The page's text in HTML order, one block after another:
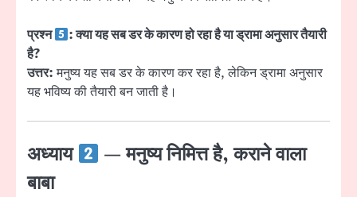
प्रश्न
: क्या यह सब डर के कारण हो रहा है या ड्रामा अनुसार तैयारी
है?
उत्तर:मनुष्य यह सब डर के कारण कर रहा है, लेकिन ड्रामा अनुसार
यह भविष्य की तैयारी बन जाती है।
अध्याय
— मनुष्य निमित्त है, कराने वाला
बाबा